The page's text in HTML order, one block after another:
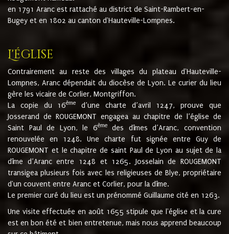
en 1791 Aranc est rattaché au district de Saint-Rambert-en-
Bugey et en 1802 au canton d'Hauteville-Lompnes.
L'église
Contrairement au reste des villages du plateau d'Hauteville-
Lompnes, Aranc dépendait du diocèse de Lyon. Le curier du lieu
gère les vicaire de Corlier, Montgriffon.
La copie du 16ème
d’une charte d’avril 1247, prouve que
Josserand de ROUGEMONT engagea au chapitre de l’église de
Saint Paul de Lyon, le 6èmedes dîmes d’Aranc, convention
renouvelée en 1248. Une charte fut signée entre Guy de
ROUGEMONT et le chapitre de saint Paul de Lyon au sujet de la
dîme d’Aranc entre 1248 et 1265. Josselain de ROUGEMONT
transigea plusieurs fois avec les religieuses de Blye, propriétaire
d'un couvent entre Aranc et Corlier, pour la dîme.
Le premier curé du lieu est un prénommé Guillaume cité en 1263.
Une visite effectuée en août 1655 stipule que l'église et la cure
est en bon été et bien entretenue, mais nous apprend beaucoup